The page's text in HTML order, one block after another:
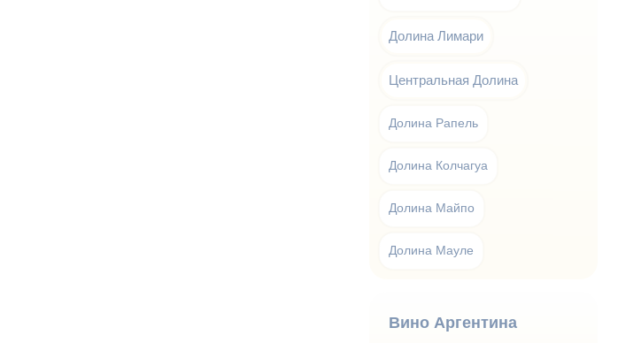
Долина Лимари
Центральная Долина
Долина Рапель
Долина Колчагуа
Долина Майпо
Долина Мауле
Вино Аргентина